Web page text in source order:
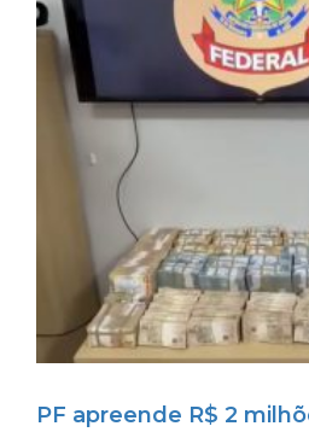
PF apreende R$ 2